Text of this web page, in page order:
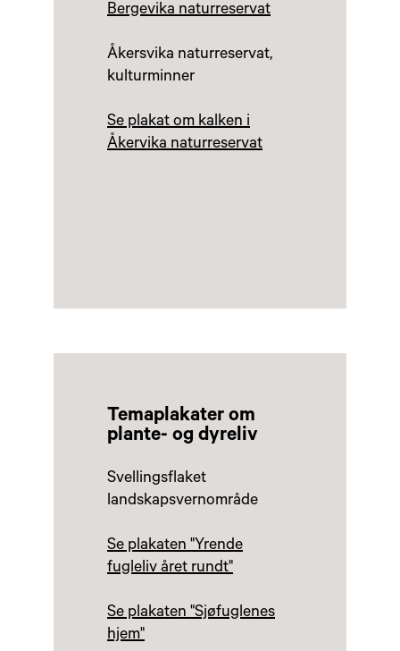
Bergevika naturreservat
Åkersvika naturreservat,
kulturminner
Se plakat om kalken i
Åkervika naturreservat
Temaplakater om
plante- og dyreliv
Svellingsflaket
landskapsvernområde
Se plakaten "Yrende
fugleliv året rundt"
Se plakaten "Sjøfuglenes
hjem"